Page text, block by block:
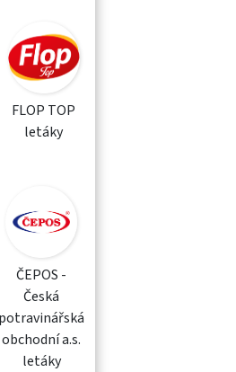
FLOP TOP
letáky
ČEPOS -
Česká
potravinářská
obchodní a.s.
letáky